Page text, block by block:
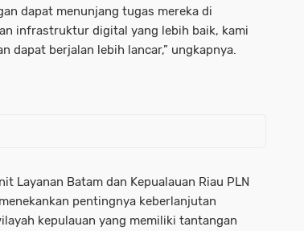
dapat menunjang tugas mereka di
infrastruktur digital yang lebih baik, kami
dapat berjalan lebih lancar,” ungkapnya.
Layanan Batam dan Kepualauan Riau PLN
pentingnya keberlanjutan
kepulauan yang memiliki tantangan